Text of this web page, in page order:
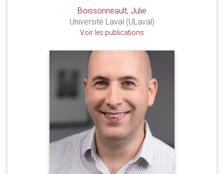
Boissonneault, Julie
Université Laval (ULaval)
Voir les publications